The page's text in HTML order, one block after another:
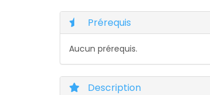
Prérequis
Aucun prérequis.
Description